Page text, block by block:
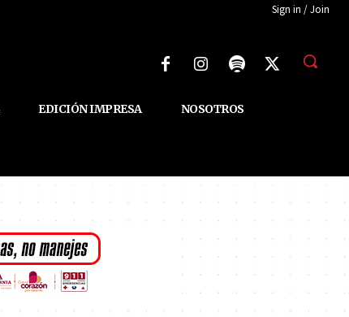
Sign in / Join
EDICIÓN IMPRESA NOSOTROS